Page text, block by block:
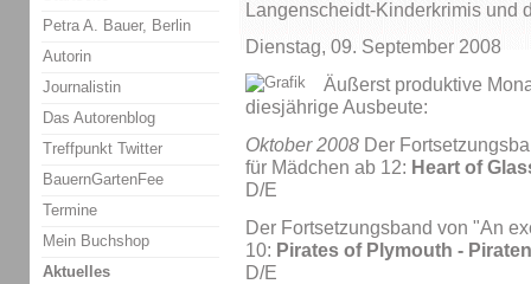
Langenscheidt-Kinderkrimis und
Dienstag, 09. September 2008
Äußerst produktive
diesjährige Ausbeute:
Oktober 2008 Der
für Mädchen ab 12: Heart of
D/E
Der Fortsetzungsband von "An
10: Pirates of Plymouth -
D/E
Petra A. Bauer, Berlin
Autorin
Journalistin
Das Autorenblog
Treffpunkt Twitter
BauernGartenFee
Termine
Mein Buchshop
Aktuelles